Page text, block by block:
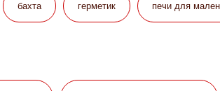
бахта герметик печи для